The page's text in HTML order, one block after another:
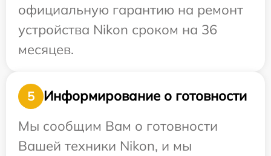
официальную гарантию на ремонт
устройства Nikon сроком на 36
месяцев.
5
Информирование о готовности
Мы сообщим Вам о готовности
Вашей техники Nikon, и мы